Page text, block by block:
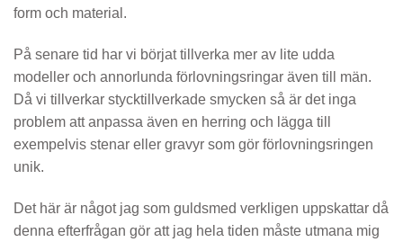
form och material.
På senare tid har vi börjat tillverka mer av lite udda
modeller och annorlunda förlovningsringar även till män.
Då vi tillverkar stycktillverkade smycken så är det inga
problem att anpassa även en herring och lägga till
exempelvis stenar eller gravyr som gör förlovningsringen
unik.
Det här är något jag som guldsmed verkligen uppskattar då
denna efterfrågan gör att jag hela tiden måste utmana mig